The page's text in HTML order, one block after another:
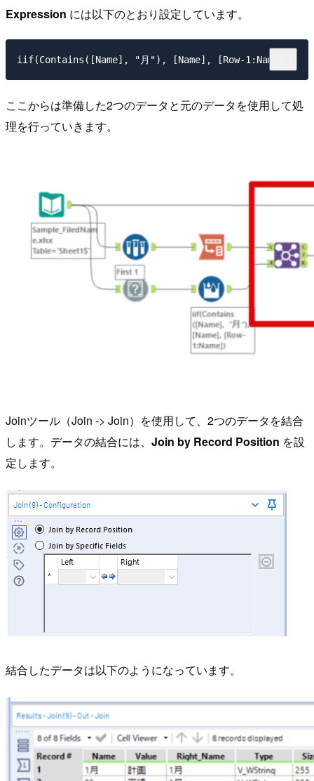
Expression には以下のとおり設定しています。
iif(Contains([Name], "月"), [Name], [Row-1:Name])
ここからは準備した2つのデータと元のデータを使用して処
理を行っていきます。
Joinツール（Join -> Join）を使用して、2つのデータを結合
します。データの結合には、 Join by Record Position を設
定します。
結合したデータは以下のようになっています。